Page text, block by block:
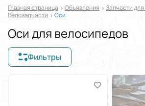
Главная страница Oбъявления
Запчасти
Велозапчасти
Оси
Оси для велосипедов
Фильтры